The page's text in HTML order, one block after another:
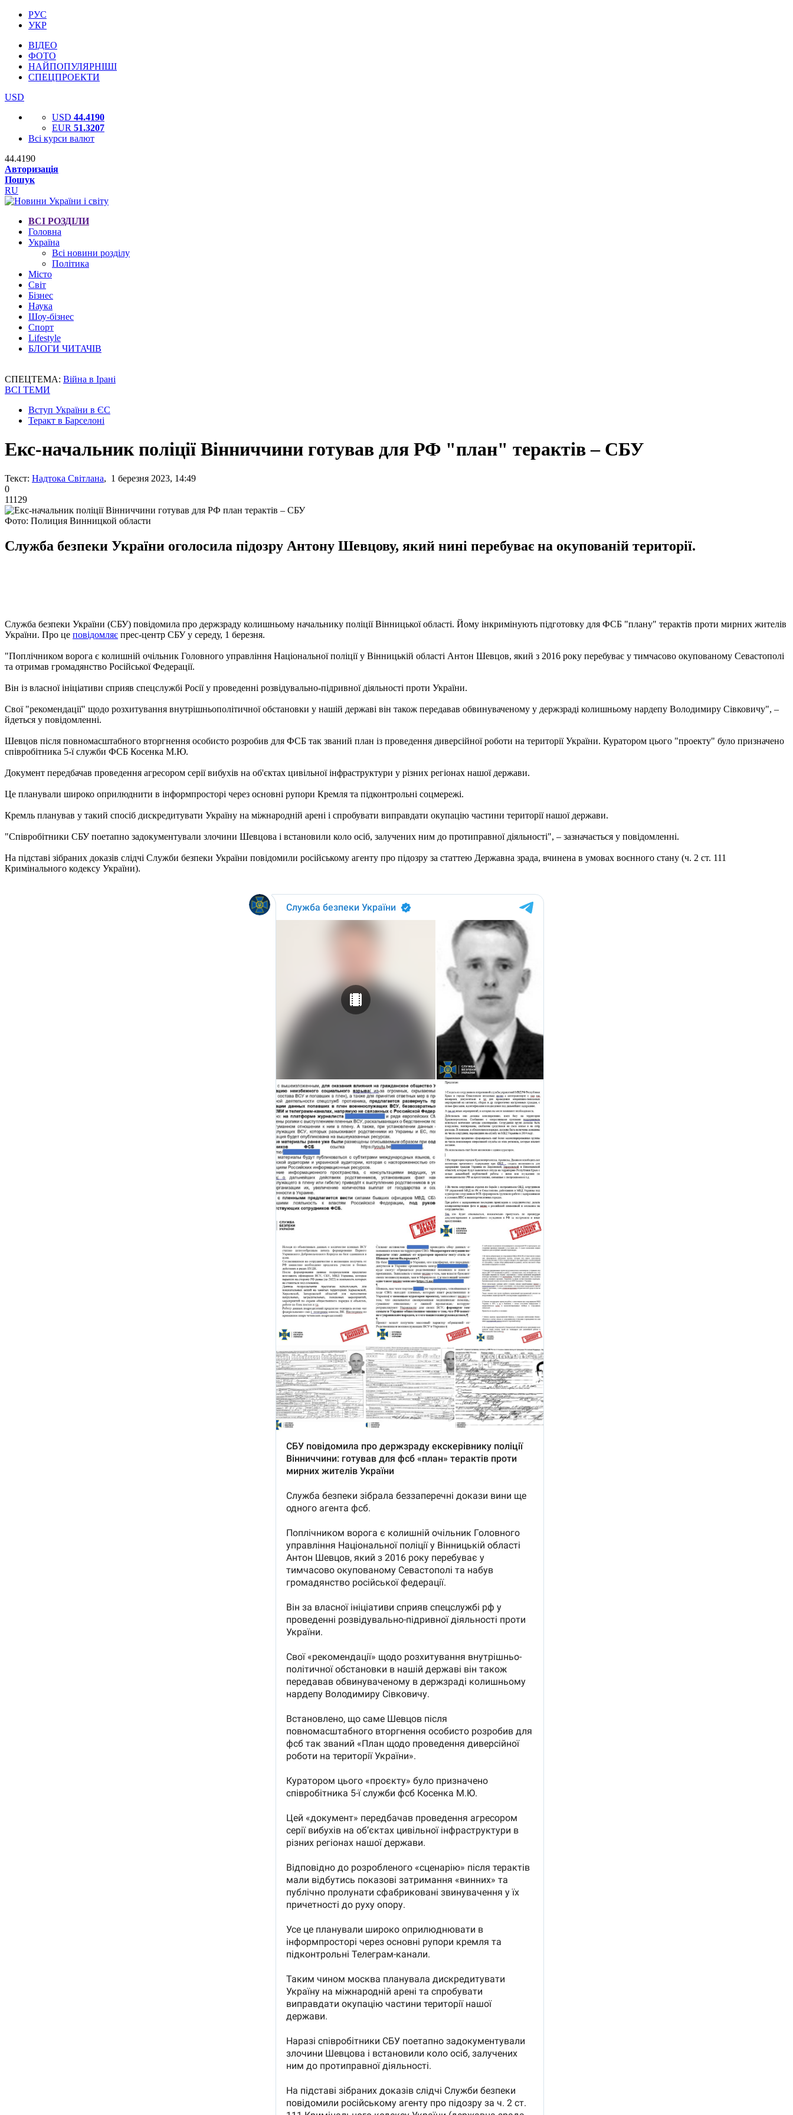
РУС
УКР
ВІДЕО
ФОТО
НАЙПОПУЛЯРНІШІ
СПЕЦПРОЕКТИ
USD
USD 44.4190
EUR 51.3207
Всі курси валют
44.4190
Авторизація
Пошук
RU
ВСІ РОЗДІЛИ
Головна
Україна
Всі новини розділу
Політика
Місто
Світ
Бізнес
Наука
Шоу-бізнес
Спорт
Lifestyle
БЛОГИ ЧИТАЧІВ
СПЕЦТЕМА: Війна в Ірані
ВСІ ТЕМИ
Вступ України в ЄС
Теракт в Барселоні
Екс-начальник поліції Вінниччини готував для РФ "план" терактів – СБУ
Текст: Надтока Світлана, 1 березня 2023, 14:49
0
11129
Фото: Полиция Винницкой области
Служба безпеки України оголосила підозру Антону Шевцову, який нині перебуває на окупованій території.
Служба безпеки України (СБУ) повідомила про держзраду колишньому начальнику поліції Вінницької області. Йому інкримінують підготовку для ФСБ "плану" терактів проти мирних жителів
України. Про це повідомляє прес-центр СБУ у середу, 1 березня.
"Поплічником ворога є колишній очільник Головного управління Національної поліції у Вінницькій області Антон Шевцов, який з 2016 року перебуває у тимчасово окупованому Севастополі
та отримав громадянство Російської Федерації.
Він із власної ініціативи сприяв спецслужбі Росії у проведенні розвідувально-підривної діяльності проти України.
Свої "рекомендації" щодо розхитування внутрішньополітичної обстановки у нашій державі він також передавав обвинуваченому у держзраді колишньому нардепу Володимиру Сівковичу", –
йдеться у повідомленні.
Шевцов після повномасштабного вторгнення особисто розробив для ФСБ так званий план із проведення диверсійної роботи на території України. Куратором цього "проекту" було призначено
співробітника 5-ї служби ФСБ Косенка М.Ю.
Документ передбачав проведення агресором серії вибухів на об'єктах цивільної інфраструктури у різних регіонах нашої держави.
Це планували широко оприлюднити в інформпросторі через основні рупори Кремля та підконтрольні соцмережі.
Кремль планував у такий спосіб дискредитувати Україну на міжнародній арені і спробувати виправдати окупацію частини території нашої держави.
"Співробітники СБУ поетапно задокументували злочини Шевцова і встановили коло осіб, залучених ним до протиправної діяльності", – зазначається у повідомленні.
На підставі зібраних доказів слідчі Служби безпеки України повідомили російському агенту про підозру за статтею Державна зрада, вчинена в умовах воєнного стану (ч. 2 ст. 111
Кримінального кодексу України).